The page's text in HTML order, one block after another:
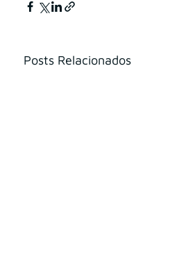
Posts Relacionados